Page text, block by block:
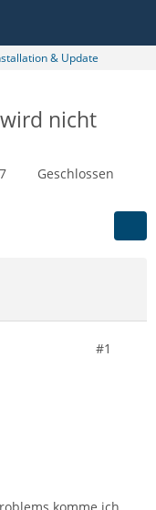
& Update
nicht
Geschlossen
#1